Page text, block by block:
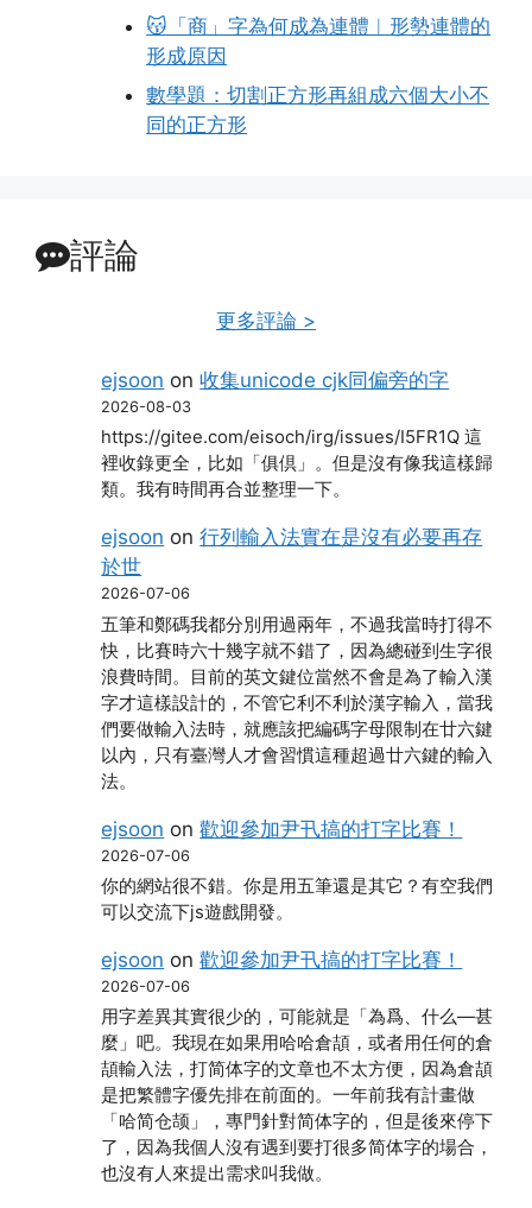
😽「商」字為何成為連體︱形勢連體的
形成原因
數學題：切割正方形再組成六個大小不
同的正方形
評論
更多評論 >
ejsoon on收集unicode cjk同偏旁的字
2026-08-03
https://gitee.com/eisoch/irg/issues/I5FR1Q 這
裡收錄更全，比如「俱倶」。但是沒有像我這樣歸
類。我有時間再合並整理一下。
ejsoon on行列輸入法實在是沒有必要再存
於世
2026-07-06
五筆和鄭碼我都分別用過兩年，不過我當時打得不
快，比賽時六十幾字就不錯了，因為總碰到生字很
浪費時間。目前的英文鍵位當然不會是為了輸入漢
字才這樣設計的，不管它利不利於漢字輸入，當我
們要做輸入法時，就應該把編碼字母限制在廿六鍵
以內，只有臺灣人才會習慣這種超過廿六鍵的輸入
法。
ejsoon on歡迎參加尹卂搞的打字比賽！
2026-07-06
你的網站很不錯。你是用五筆還是其它？有空我們
可以交流下js遊戲開發。
ejsoon on歡迎參加尹卂搞的打字比賽！
2026-07-06
用字差異其實很少的，可能就是「為爲、什么―甚
麼」吧。我現在如果用哈哈倉頡，或者用任何的倉
頡輸入法，打简体字的文章也不太方便，因為倉頡
是把繁體字優先排在前面的。一年前我有計畫做
「哈简仓颉」，專門針對简体字的，但是後來停下
了，因為我個人沒有遇到要打很多简体字的場合，
也沒有人來提出需求叫我做。